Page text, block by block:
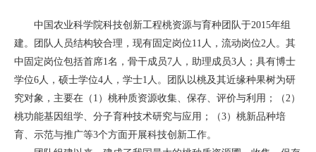
中国农业科学院科技创新工程桃资源与育种团队于2015年组
建。团队人员结构较合理，现有固定岗位11人，流动岗位2人。其
中固定岗位包括首席1名，骨干成员7人，助理成员3人；具有博士
学位6人，硕士学位4人，学士1人。团队以桃及其近缘种果树为研
究对象，主要在（1）桃种质资源收集、保存、评价与利用；（2）
桃功能基因组学、分子育种技术研究与应用；（3）桃新品种培
育、示范与推广等3个方面开展科技创新工作。